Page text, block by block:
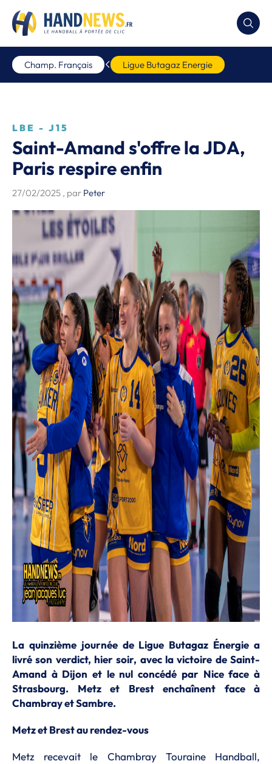
Champ. Français Ligue Butagaz Energie
LBE - J15
Saint-Amand s'offre la JDA,
Paris respire enfin
27/02/2025 , par Peter
La quinzième journée de Ligue Butagaz Énergie a
livré son verdict, hier soir, avec la victoire de Saint-
Amand à Dijon et le nul concédé par Nice face à
Strasbourg. Metz et Brest enchaînent face à
Chambray et Sambre.
Metz et Brest au rendez-vous
Metz recevait le Chambray Touraine Handball,